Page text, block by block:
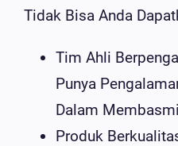
Tidak Bisa Anda
Tim Ahli
Punya
Dalam
Produk